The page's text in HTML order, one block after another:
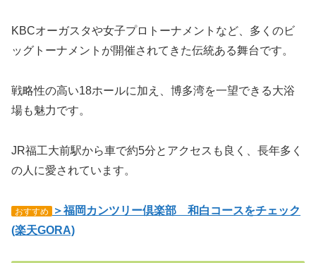
KBCオーガスタや女子プロトーナメントなど、多くのビ
ッグトーナメントが開催されてきた伝統ある舞台です。
戦略性の高い18ホールに加え、博多湾を一望できる大浴
場も魅力です。
JR福工大前駅から車で約5分とアクセスも良く、長年多く
の人に愛されています。
おすすめ
＞福岡カンツリー倶楽部 和白コースをチェック
(楽天GORA)